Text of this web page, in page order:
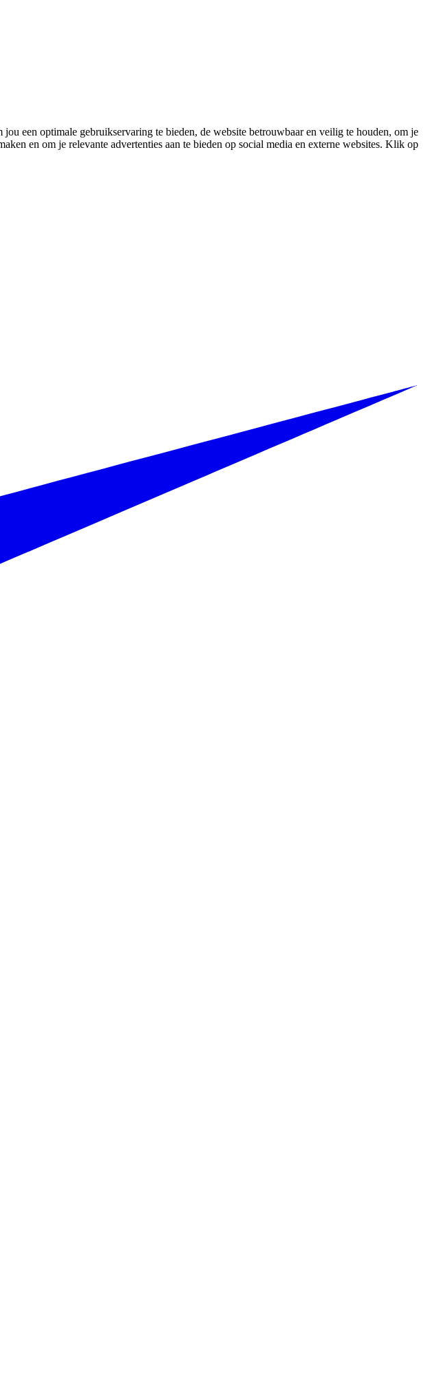
een optimale gebruikservaring te bieden, de website betrouwbaar en veilig te houden, om je
en om je relevante advertenties aan te bieden op social media en externe websites. Klik op